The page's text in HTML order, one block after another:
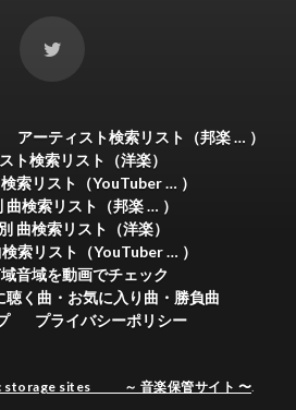
アーティスト検索リスト（邦楽 … ）
ト検索リスト（洋楽）
索リスト（YouTuber … ）
曲検索リスト（邦楽 … ）
曲検索リスト（洋楽）
索リスト（YouTuber … ）
音域を動画でチェック
聴く曲・お気に入り曲・勝負曲
プライバシーポリシー
storage sites ～ 音楽保管サイト 〜